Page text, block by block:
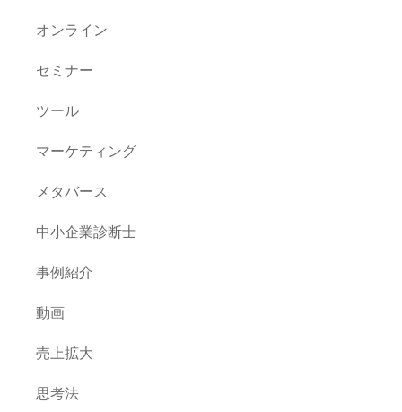
オンライン
セミナー
ツール
マーケティング
メタバース
中小企業診断士
事例紹介
動画
売上拡大
思考法